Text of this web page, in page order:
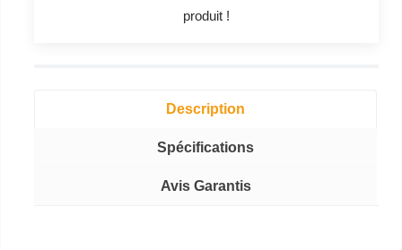
produit !
Description
Spécifications
Avis Garantis